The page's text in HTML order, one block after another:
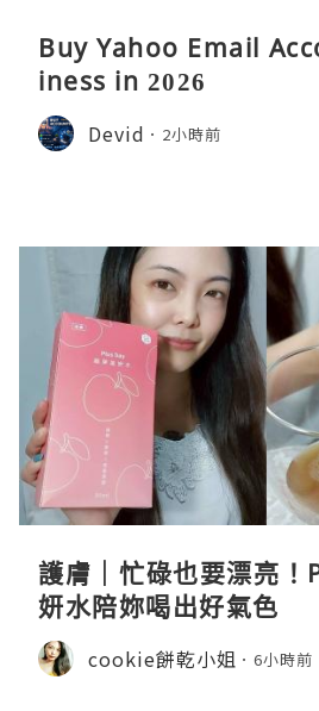
Buy Yahoo Email
iness in 2026
Devid 2小時前
護膚｜忙碌也要漂亮
妍水陪妳喝出好氣色
cookie餅乾小姐 6小時前